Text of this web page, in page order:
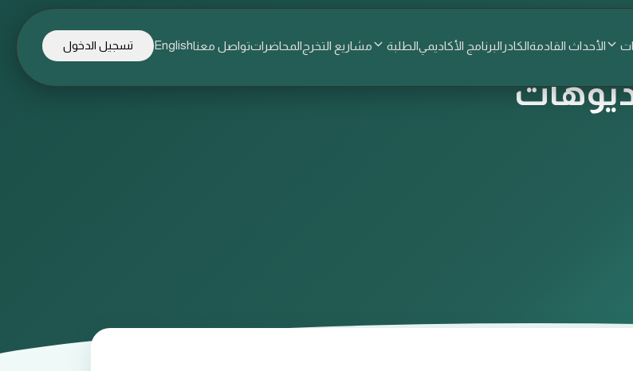
الأحداث القادمةالكادر البرنامج الأكاديميالطلبة مشاريع التخرجالمحاضراتتواصل معناEnglish تسجيل الدخول